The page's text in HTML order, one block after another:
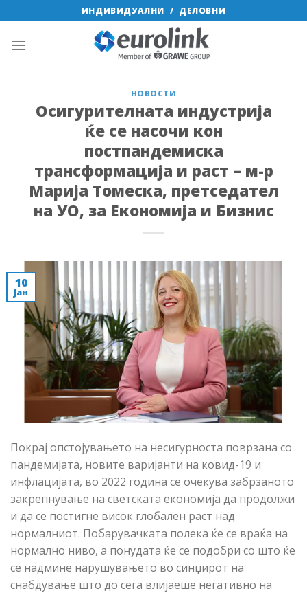
to
content
ИНДИВИДУАЛНИ / ДЕЛОВНИ
НОВОСТИ
Осигурителната индустрија
ќе се насочи кон
постпандемиска
трансформација и раст – м-р
Марија Томеска, претседател
на УО, за Економија и Бизнис
10
Јан
Покрај опстојувањето на несигурноста поврзана со
пандемијата, новите варијанти на ковид-19 и
инфлацијата, во 2022 година се очекува забрзаното
закрепнување на светската економија да продолжи
и да се постигне висок глобален раст над
нормалниот. Побарувачката полека ќе се враќа на
нормално ниво, а понудата ќе се подобри со што ќе
се надмине нарушувањето во синџирот на
снабдување што до сега влијаеше негативно на